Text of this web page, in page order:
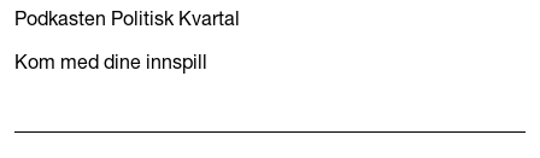
Podkasten Politisk Kvartal
Kom med dine innspill